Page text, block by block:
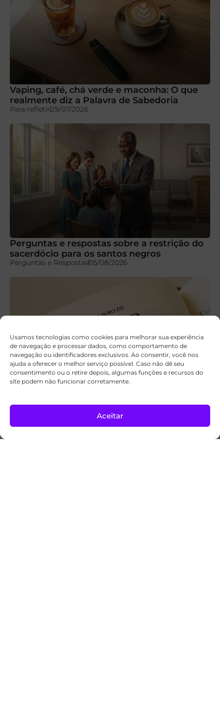
Usamos tecnologias como cookies para melhorar sua experiência
de navegação e processar dados, como comportamento de
navegação ou identificadores exclusivos. Ao consentir, você nos
ajuda a oferecer o melhor serviço possível. Caso não dê seu
consentimento ou o retire depois, algumas funções e recursos do
site podem não funcionar corretamente.
Aceitar
Vaping, café, chá verde e maconha: O que
realmente diz a Palavra de Sabedoria
Para refletir29/07/2026
Perguntas e respostas sobre a restrição do
sacerdócio para os santos negros
Perguntas e Respostas05/08/2026
a Ester 4:14